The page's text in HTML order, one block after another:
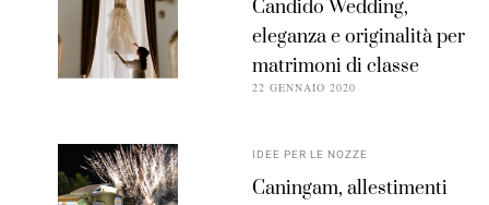
Candido Wedding,
eleganza e originalità per
matrimoni di classe
22 GENNAIO 2020
IDEE PER LE NOZZE
Caningam, allestimenti